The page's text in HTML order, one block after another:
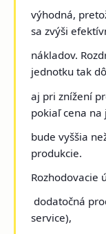
výhodná,
sa zvýši
nákladov.
jednotku tak
aj pri znížení
pokiaľ cena
bude vyššia
produkcie.
Rozhodovacie
dodatočná
service),